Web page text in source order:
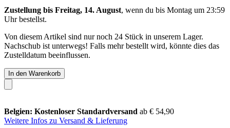
Zustellung bis Freitag, 14. August, wenn du bis Montag um 23:59
Uhrbestellst.
Von diesem Artikel sind nur noch 24 Stück in unserem Lager.
Nachschub ist unterwegs! Falls mehr bestellt wird, könnte dies das
Zustelldatum beeinflussen.
In den Warenkorb
Belgien: Kostenloser Standardversand ab € 54,90
Weitere Infos zu Versand & Lieferung